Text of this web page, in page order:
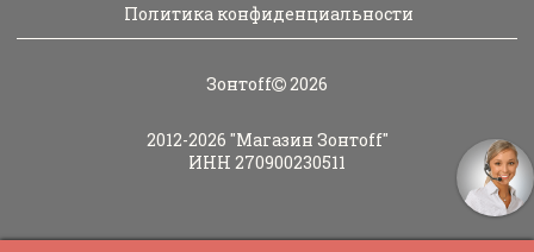
Политика конфиденциальности
Зонтoff 2026
2012-2026 "Магазин Зонтoff"
ИНН 270900230511